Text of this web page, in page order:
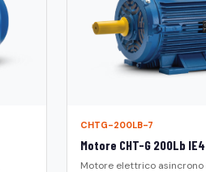
CHTG-200LB-7
Motore CHT-G 200Lb
Motore elettrico asincrono